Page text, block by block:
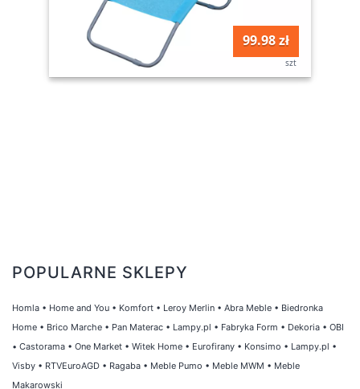
99.98 zł
szt
POPULARNE SKLEPY
Homla • Home and You • Komfort • Leroy Merlin • Abra Meble • Biedronka
Home • Brico Marche • Pan Materac • Lampy.pl • Fabryka Form • Dekoria • OBI
• Castorama • One Market • Witek Home • Eurofirany • Konsimo • Lampy.pl •
Visby • RTVEuroAGD • Ragaba • Meble Pumo • Meble MWM • Meble
Makarowski